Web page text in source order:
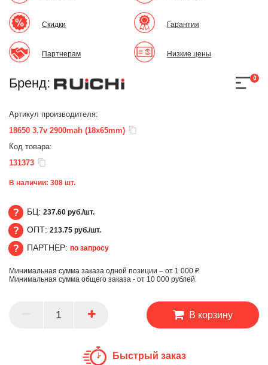
Скидки
Партнерам
Гарантия
Низкие цены
Бренд: 0
Артикул производителя:
18650 3.7v 2900mah (18x65mm)
Код товара:
131373
В наличии: 308 шт.
БЦ
БЦ: 237.60 руб./шт.
ОПТ
ОПТ: 213.75 руб./шт.
ПАРТНЕР
ПАРТНЕР: по запросу
Минимальная сумма заказа одной позиции – от 1 000 ₽
Минимальная сумма общего заказа - от 10 000 рублей.
В корзину
Быстрый заказ